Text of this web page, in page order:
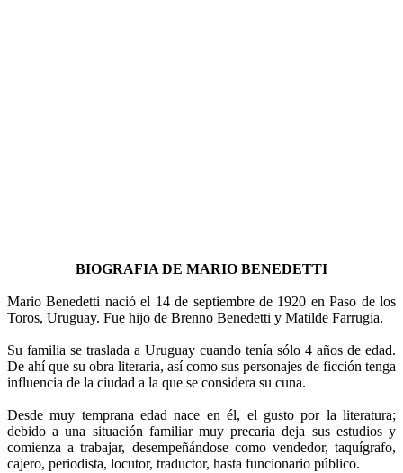
BIOGRAFIA DE MARIO BENEDETTI
Mario Benedetti nació el 14 de septiembre de 1920 en Paso de los
Toros, Uruguay. Fue hijo de Brenno Benedetti y Matilde Farrugia.
Su familia se traslada a Uruguay cuando tenía sólo 4 años de edad.
De ahí que su obra literaria, así como sus personajes de ficción tenga
influencia de la ciudad a la que se considera su cuna.
Desde muy temprana edad nace en él, el gusto por la literatura;
debido a una situación familiar muy precaria deja sus estudios y
comienza a trabajar, desempeñándose como vendedor, taquígrafo,
cajero, periodista, locutor, traductor, hasta funcionario público.